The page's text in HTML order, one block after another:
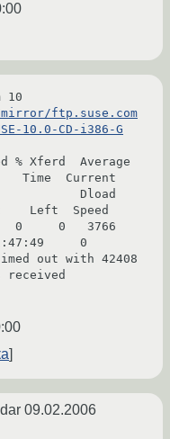
ftp.suse.com
10.0-CD-i386-G
Time  Current
Left  Speed
0
out with 42408
09.02.2006